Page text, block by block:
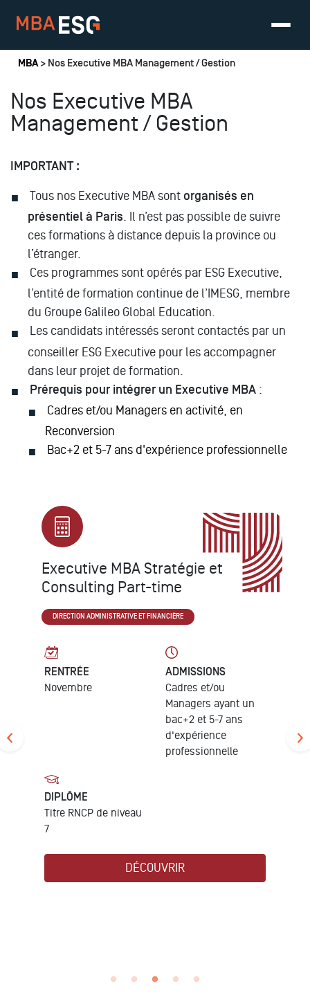
Vous êtes ici
MBA> Nos Executive MBA Management / Gestion
Nos Executive MBA
Management / Gestion
IMPORTANT :
Tous nos Executive MBA sont organisés en
présentiel à Paris. Il n’est pas possible de suivre
ces formations à distance depuis la province ou
l’étranger.
Ces programmes sont opérés par ESG Executive,
l’entité de formation continue de l’IMESG, membre
du Groupe Galileo Global Education.
Les candidats intéressés seront contactés par un
conseiller ESG Executive pour les accompagner
dans leur projet de formation.
Prérequis pour intégrer un Executive MBA :
Cadres et/ou Managers en activité, en
Reconversion
Bac+2 et 5-7 ans d'expérience professionnelle
Executive MBA Stratégie et
Consulting Part-time
DIRECTION ADMINISTRATIVE ET FINANCIÈRE
RENTRÉE
Novembre
ADMISSIONS
Cadres et/ou
Managers ayant un
bac+2 et 5-7 ans
d'expérience
professionnelle
DIPLÔME
Titre RNCP de niveau
7
DÉCOUVRIR